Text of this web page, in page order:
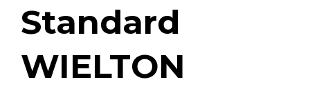
Standard
WIELTON